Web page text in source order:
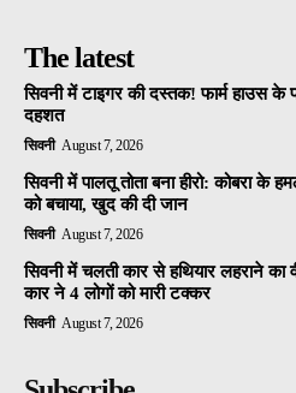
The latest
सिवनी में टाइगर की दस्तक! फार्म हाउस के
दहशत
सिवनी August 7, 2026
सिवनी में पालतू तोता बना हीरो: कोबरा के
को बचाया, खुद की दी जान
सिवनी August 7, 2026
सिवनी में चलती कार से हथियार लहराने का
कार ने 4 लोगों को मारी टक्कर
सिवनी August 7, 2026